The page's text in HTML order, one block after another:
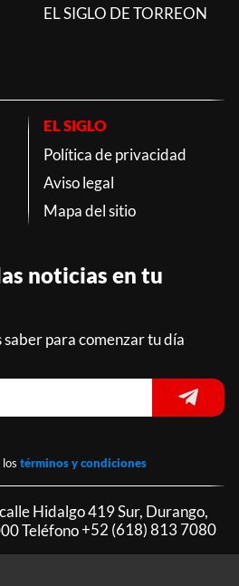
EL SIGLO DE TORREON
EL SIGLO
Política de privacidad
Aviso legal
Mapa del sitio
noticias en tu
saber para comenzar tu día
términos y condiciones
Hidalgo 419 Sur, Durango,
Teléfono+52 (618) 813 7080